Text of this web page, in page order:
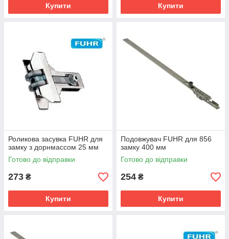
Купити Купити
Роликова засувка FUHR для
замку з дорнмассом 25 мм
Готово до відправки
273 ₴
Купити
Подовжувач FUHR для 856
замку 400 мм
Готово до відправки
254 ₴
Купити